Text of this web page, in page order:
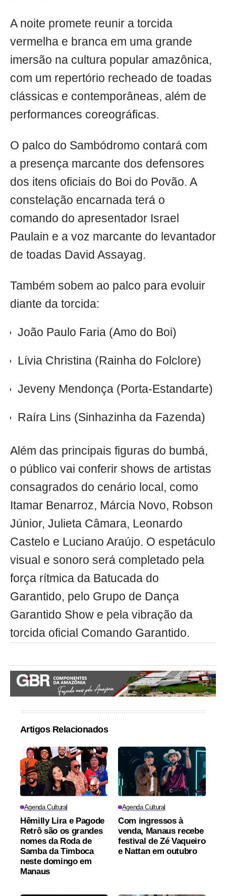
A noite promete reunir a torcida
vermelha e branca em uma grande
imersão na cultura popular amazônica,
com um repertório recheado de toadas
clássicas e contemporâneas, além de
performances coreográficas.
O palco do Sambódromo contará com
a presença marcante dos defensores
dos itens oficiais do Boi do Povão. A
constelação encarnada terá o
comando do apresentador Israel
Paulain e a voz marcante do levantador
de toadas David Assayag.
Também sobem ao palco para evoluir
diante da torcida:
João Paulo Faria (Amo do Boi)
Lívia Christina (Rainha do Folclore)
Jeveny Mendonça (Porta-Estandarte)
Raíra Lins (Sinhazinha da Fazenda)
Além das principais figuras do bumbá,
o público vai conferir shows de artistas
consagrados do cenário local, como
Itamar Benarroz, Márcia Novo, Robson
Júnior, Julieta Câmara, Leonardo
Castelo e Luciano Araújo. O espetáculo
visual e sonoro será completado pela
força rítmica da Batucada do
Garantido, pelo Grupo de Dança
Garantido Show e pela vibração da
torcida oficial Comando Garantido.
Artigos Relacionados
Agenda Cultural
Hêmilly Lira e Pagode
Retrô são os grandes
nomes da Roda de
Samba da Timboca
neste domingo em
Manaus
Agenda Cultural
Com ingressos à
venda, Manaus recebe
festival de Zé Vaqueiro
e Nattan em outubro